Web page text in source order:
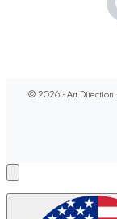
© 2026 - Art Direction